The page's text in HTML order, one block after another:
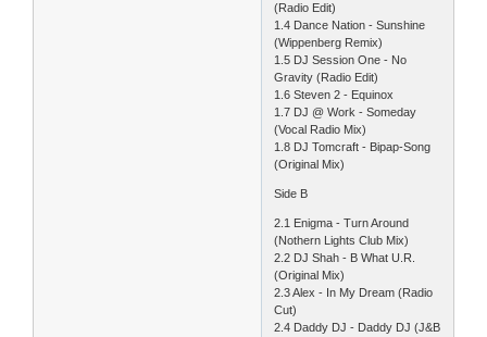
(Radio Edit)
1.4 Dance Nation - Sunshine
(Wippenberg Remix)
1.5 DJ Session One - No
Gravity (Radio Edit)
1.6 Steven 2 - Equinox
1.7 DJ @ Work - Someday
(Vocal Radio Mix)
1.8 DJ Tomcraft - Bipap-Song
(Original Mix)
Side B
2.1 Enigma - Turn Around
(Nothern Lights Club Mix)
2.2 DJ Shah - B What U.R.
(Original Mix)
2.3 Alex - In My Dream (Radio
Cut)
2.4 Daddy DJ - Daddy DJ (J&B